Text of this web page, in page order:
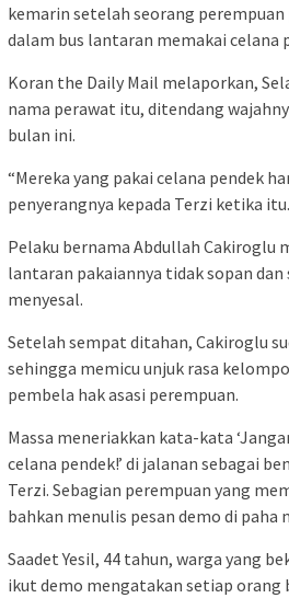
kemarin setelah seorang
dalam bus lantaran memakai celana
Koran the Daily Mail melaporkan,
nama perawat itu, ditendang
bulan ini.
“Mereka yang pakai celana pendek
penyerangnya kepada Terzi ketika itu.
Pelaku bernama Abdullah Cakiroglu
lantaran pakaiannya tidak sopan
menyesal.
Setelah sempat ditahan, Cakiroglu
sehingga memicu unjuk rasa
pembela hak asasi perempuan.
Massa meneriakkan kata-kata
celana pendek!’ di jalanan sebagai
Terzi. Sebagian perempuan yang
bahkan menulis pesan demo di paha
Saadet Yesil, 44 tahun, warga yang
ikut demo mengatakan setiap orang